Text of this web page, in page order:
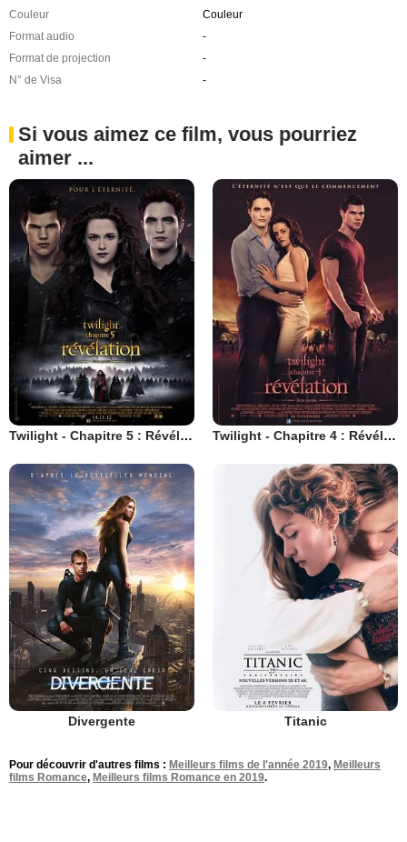
Couleur
Couleur
Format audio
-
Format de projection
-
N° de Visa
-
Si vous aimez ce film, vous pourriez
aimer ...
Twilight - Chapitre 5 : Révélation 2e partie Twilight - Chapitre 4 : Révélation 1ère partie
Divergente Titanic
Pour découvrir d'autres films : Meilleurs films de l'année 2019, Meilleurs
films Romance, Meilleurs films Romance en 2019.